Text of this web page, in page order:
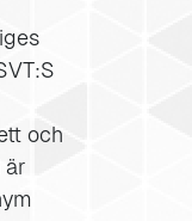
och
är